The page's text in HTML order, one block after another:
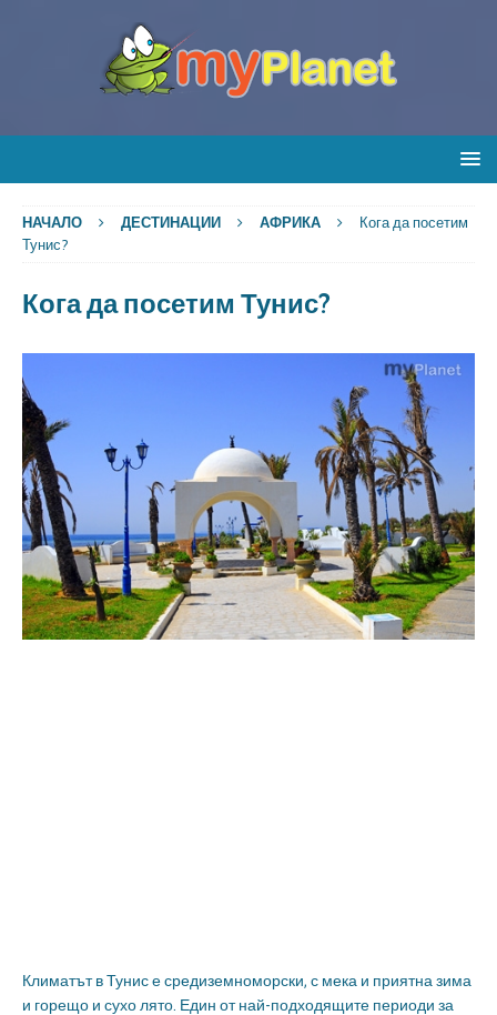
НАЧАЛО ДЕСТИНАЦИИ АФРИКА
Кога да посетим
Тунис?
Кога да посетим Тунис?
Климатът в Тунис е средиземноморски, с мека и приятна зима
и горещо и сухо лято. Един от най-подходящите периоди за